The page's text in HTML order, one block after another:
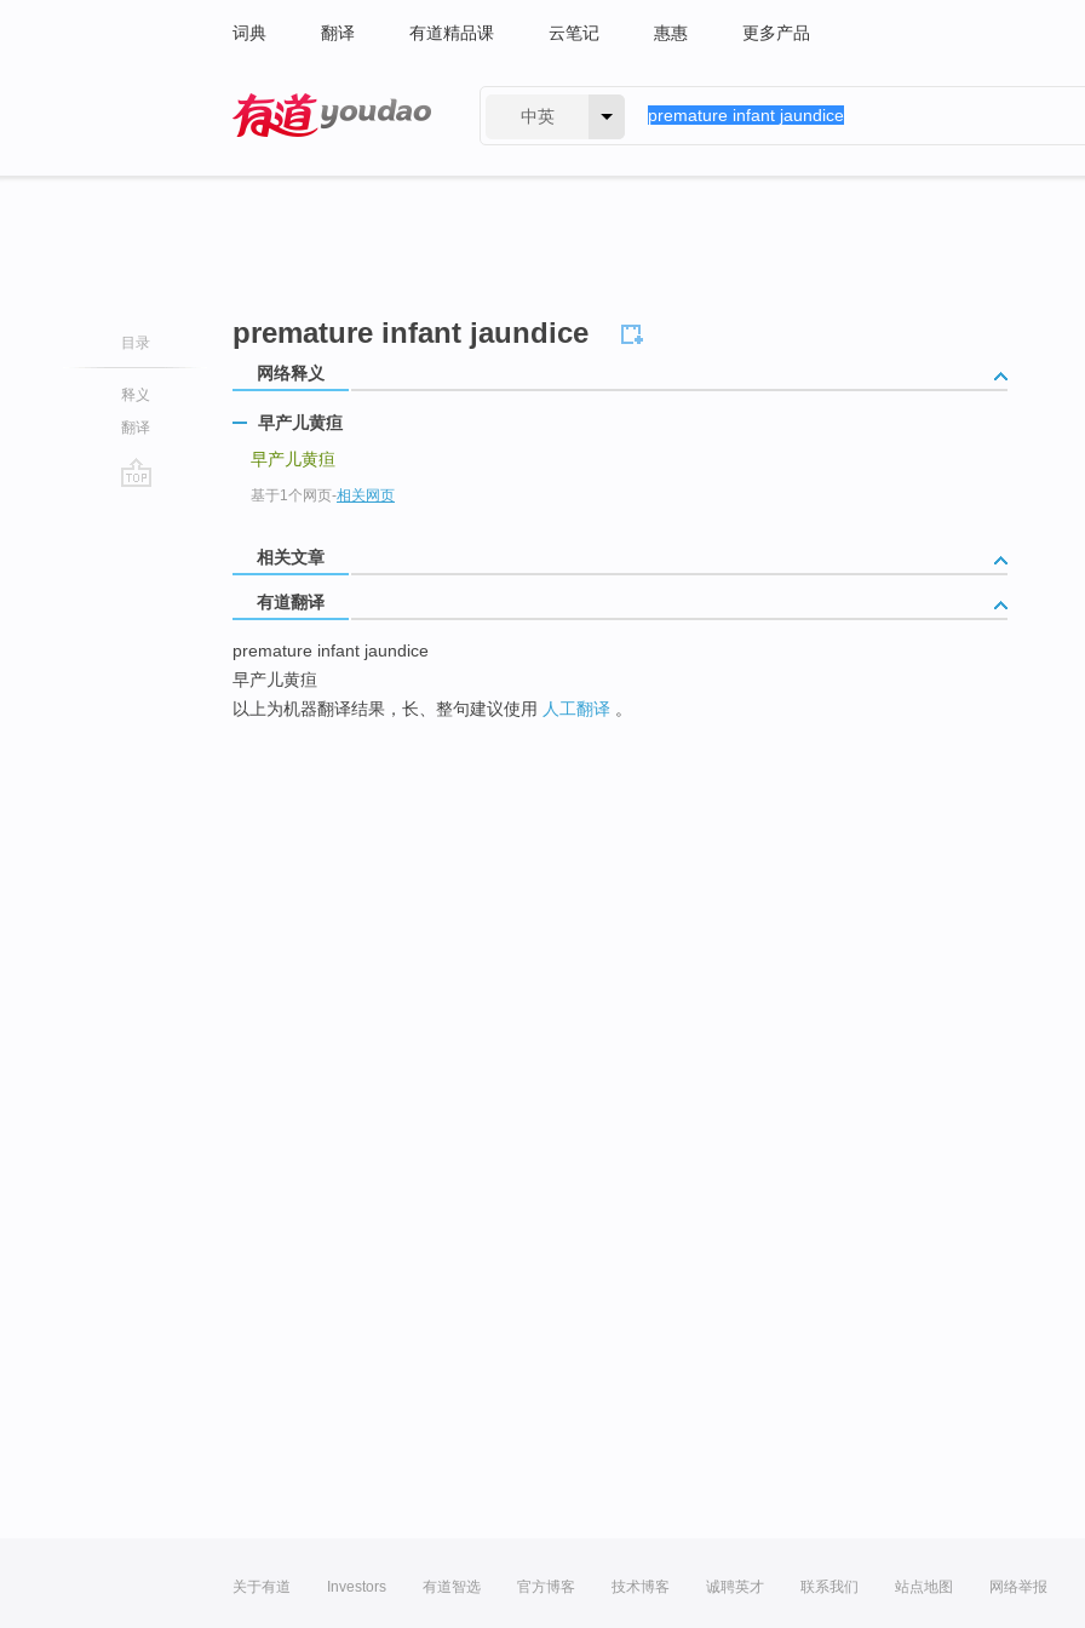
词典 翻译 有道精品课 云笔记 惠惠 更多产品
中英
目录
释义
翻译
premature infant jaundice
网络释义
早产儿黄疸
早产儿黄疸
基于1个网页-相关网页
相关文章
有道翻译
premature infant jaundice
早产儿黄疸
以上为机器翻译结果，长、整句建议使用 人工翻译 。
关于有道 Investors 有道智选 官方博客 技术博客 诚聘英才 联系我们 站点地图 网络举报